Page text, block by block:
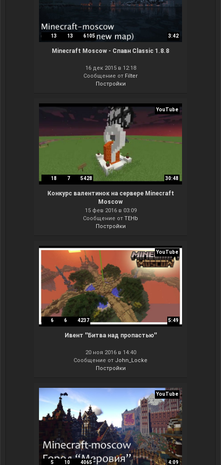
13 13 6105 3:42
Minecraft Moscow - Спавн Classic 1.8.8
16 дек 2015 в 12:18
Сообщение от Filter
Постройки
YouTube
18 7 5428 30:48
Конкурс валентинок на сервере Minecraft
Moscow
15 фев 2016 в 03:09
Сообщение от TEHb
Постройки
YouTube
6 6 4237 5:49
Ивент ''Битва над пропастью''
20 ноя 2016 в 14:40
Сообщение от John_Locke
Постройки
YouTube
5 10 4065 4:09